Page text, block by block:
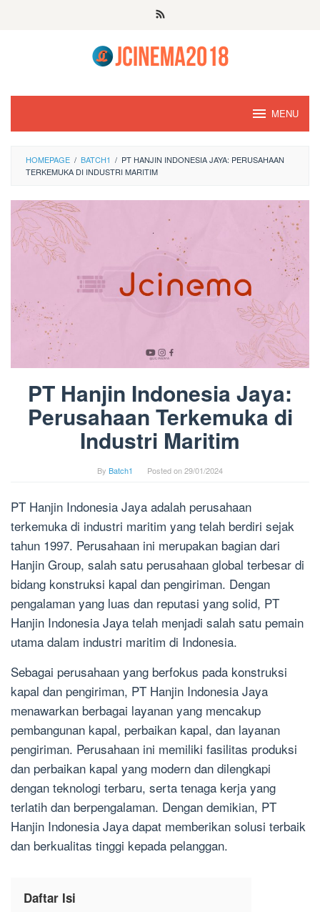
MENU
HOMEPAGE / BATCH1 / PT HANJIN INDONESIA JAYA: PERUSAHAAN
TERKEMUKA DI INDUSTRI MARITIM
PT Hanjin Indonesia Jaya:
Perusahaan Terkemuka di
Industri Maritim
By Batch1 Posted on29/01/2024
PT Hanjin Indonesia Jaya adalah perusahaan
terkemuka di industri maritim yang telah berdiri sejak
tahun 1997. Perusahaan ini merupakan bagian dari
Hanjin Group, salah satu perusahaan global terbesar di
bidang konstruksi kapal dan pengiriman. Dengan
pengalaman yang luas dan reputasi yang solid, PT
Hanjin Indonesia Jaya telah menjadi salah satu pemain
utama dalam industri maritim di Indonesia.
Sebagai perusahaan yang berfokus pada konstruksi
kapal dan pengiriman, PT Hanjin Indonesia Jaya
menawarkan berbagai layanan yang mencakup
pembangunan kapal, perbaikan kapal, dan layanan
pengiriman. Perusahaan ini memiliki fasilitas produksi
dan perbaikan kapal yang modern dan dilengkapi
dengan teknologi terbaru, serta tenaga kerja yang
terlatih dan berpengalaman. Dengan demikian, PT
Hanjin Indonesia Jaya dapat memberikan solusi terbaik
dan berkualitas tinggi kepada pelanggan.
Daftar Isi